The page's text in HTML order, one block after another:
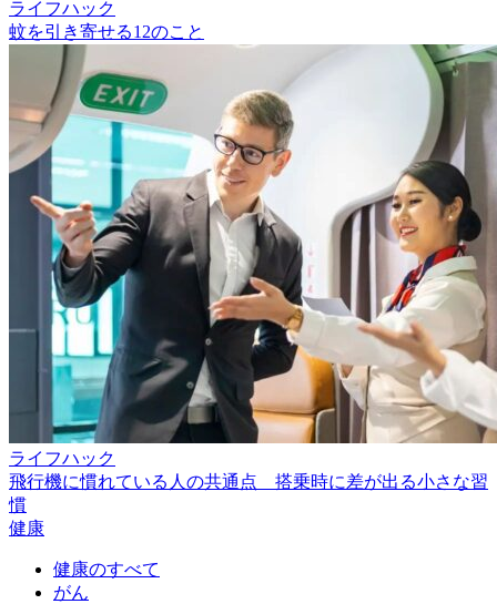
ライフハック
蚊を引き寄せる12のこと
ライフハック
飛行機に慣れている人の共通点 搭乗時に差が出る小さな習
慣
健康
健康のすべて
がん